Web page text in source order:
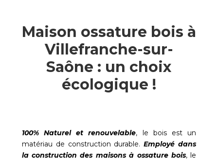
Maison ossature bois à
Villefranche-sur-
Saône : un choix
écologique !
100% Naturel et renouvelable, le bois est un
matériau de construction durable.Employé dans
la construction des maisons à ossature bois, le